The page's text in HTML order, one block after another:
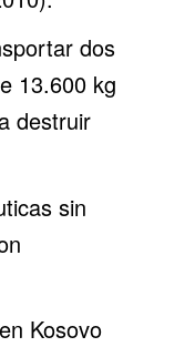
dos
13.600 kg
destruir
sin
Kosovo